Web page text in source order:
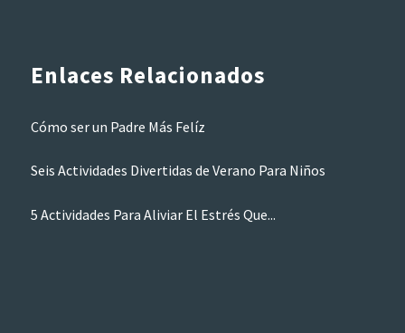
Enlaces Relacionados
Cómo ser un Padre Más Felíz
Seis Actividades Divertidas de Verano Para Niños
5 Actividades Para Aliviar El Estrés Que...